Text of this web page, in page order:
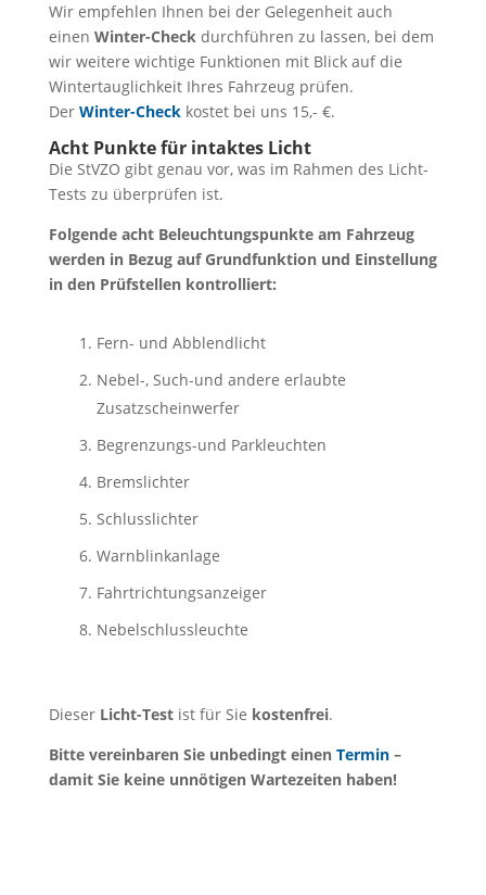
Wir empfehlen Ihnen bei der Gelegenheit auch
einen Winter-Check durchführen zu lassen, bei dem
wir weitere wichtige Funktionen mit Blick auf die
Wintertauglichkeit Ihres Fahrzeug prüfen.
Der Winter-Checkkostet bei uns 15,- €.
Acht Punkte für intaktes Licht
Die StVZO gibt genau vor, was im Rahmen des Licht-
Tests zu überprüfen ist.
Folgende acht Beleuchtungspunkte am Fahrzeug
werden in Bezug auf Grundfunktion und Einstellung
in den Prüfstellen kontrolliert:
Fern- und Abblendlicht
Nebel-, Such-und andere erlaubte
Zusatzscheinwerfer
Begrenzungs-und Parkleuchten
Bremslichter
Schlusslichter
Warnblinkanlage
Fahrtrichtungsanzeiger
Nebelschlussleuchte
Dieser Licht-Test ist für Sie kostenfrei.
Bitte vereinbaren Sie unbedingt einen Termin–
damit Sie keine unnötigen Wartezeiten haben!